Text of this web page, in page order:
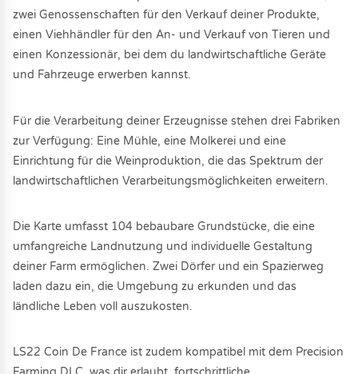
zwei Genossenschaften für den Verkauf deiner Produkte,
einen Viehhändler für den An- und Verkauf von Tieren und
einen Konzessionär, bei dem du landwirtschaftliche Geräte
und Fahrzeuge erwerben kannst.
Für die Verarbeitung deiner Erzeugnisse stehen drei Fabriken
zur Verfügung: Eine Mühle, eine Molkerei und eine
Einrichtung für die Weinproduktion, die das Spektrum der
landwirtschaftlichen Verarbeitungsmöglichkeiten erweitern.
Die Karte umfasst 104 bebaubare Grundstücke, die eine
umfangreiche Landnutzung und individuelle Gestaltung
deiner Farm ermöglichen. Zwei Dörfer und ein Spazierweg
laden dazu ein, die Umgebung zu erkunden und das
ländliche Leben voll auszukosten.
LS22 Coin De France ist zudem kompatibel mit dem Precision